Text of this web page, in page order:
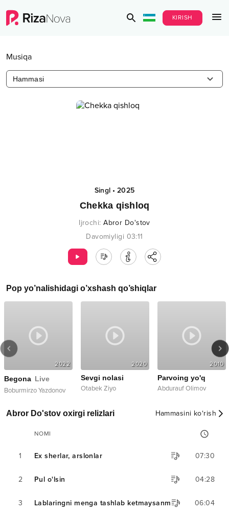
KIRISH
Musiqa
Hammasi
Singl•2025
Chekka qishloq
Ijrochi:Abror Do'stov
Davomiyligi 03:11
Pop yo’nalishidagi o’xshash qo’shiqlar
2022
Begona Live
Boburmirzo Yazdonov
2020
Sevgi nolasi
Otabek Ziyo
2010
Parvoing yo'q
Abdurauf Olimov
Abror Do'stov oxirgi relizlari Hammasini ko‘rish
NOMI
1 Ex sherlar, arslonlar 07:30
2 Pul o'lsin 04:28
3 Lablaringni menga tashlab ketmaysanmi 06:04